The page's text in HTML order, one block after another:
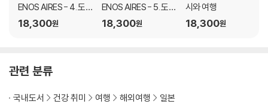
ENOS AIRES - 4. 도
시와 음식
18,300원
ENOS AIRES - 5. 도시
와 철학
18,300원
시와 여행
18,300원
관련 분류
국내도서 건강 취미 여행 해외여행
일본